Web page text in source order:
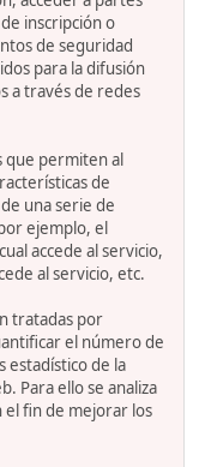
inscripción o
de seguridad
para la difusión
a través de redes
que permiten al
de
una serie de
ejemplo, el
accede al servicio,
al servicio, etc.
tratadas por
el número de
estadístico de la
Para ello se analiza
el fin de mejorar los